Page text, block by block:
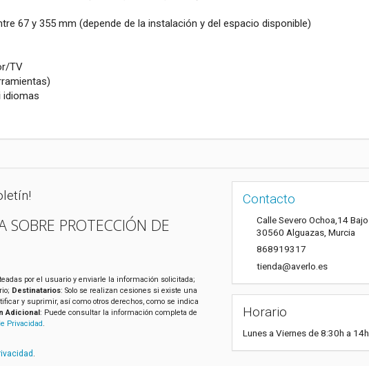
67 y 355 mm (depende de la instalación y del espacio disponible)
TV
idiomas
SOBRE PROTECCIÓN DE
por el usuario y enviarle la información solicitada;
Destinatarios: Solo se realizan cesiones si existe una
y suprimir, así como otros derechos, como se indica
Adicional: Puede consultar la información completa de
Privacidad.
.
Contacto
Calle Severo Ochoa,14 Bajo
30560 Alguazas, Murcia
868919317
tienda@averlo.es
Horario
Lunes a Viernes de 8:30h a 14h